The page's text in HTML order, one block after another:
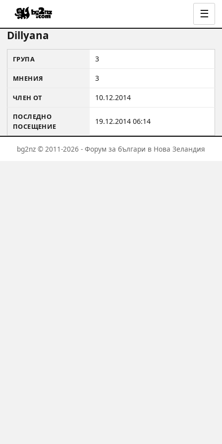
☰
Dillyana
ГРУПА 3
МНЕНИЯ 3
ЧЛЕН ОТ 10.12.2014
ПОСЛЕДНО
ПОСЕЩЕНИЕ
19.12.2014 06:14
bg2nz © 2011-2026 - Форум за българи в Нова Зеландия